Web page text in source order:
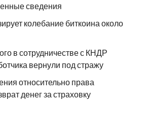
сведения
колебание биткоина около
в сотрудничестве с КНДР
вернули под стражу
относительно права
денег за страховку